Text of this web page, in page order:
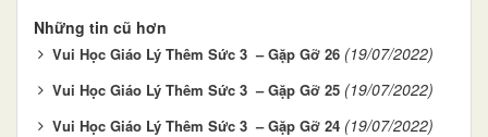
Những tin cũ hơn
Vui Học Giáo Lý Thêm Sức 3 – Gặp Gỡ 26 (19/07/2022)
Vui Học Giáo Lý Thêm Sức 3 – Gặp Gỡ 25 (19/07/2022)
Vui Học Giáo Lý Thêm Sức 3 – Gặp Gỡ 24 (19/07/2022)